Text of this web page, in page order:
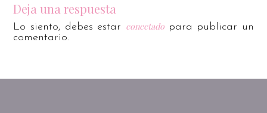
Deja una respuesta
Lo siento, debes estar conectadopara publicar un
comentario.